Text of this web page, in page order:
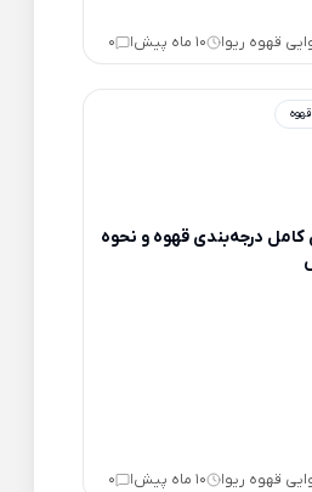
قهوه ریو | 10 ماه پیش |
0
قهوه
کامل درجه‌بندی قهوه و نحوه
قهوه ریو | 10 ماه پیش |
0